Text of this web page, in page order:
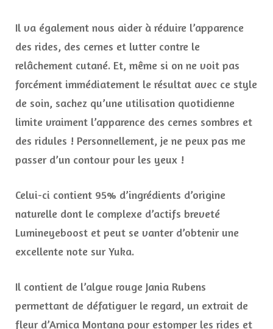
Il va également nous aider à réduire l’apparence
des rides, des cernes et lutter contre le
relâchement cutané. Et, même si on ne voit pas
forcément immédiatement le résultat avec ce style
de soin, sachez qu’une utilisation quotidienne
limite vraiment l’apparence des cernes sombres et
des ridules ! Personnellement, je ne peux pas me
passer d’un contour pour les yeux !
Celui-ci contient 95% d’ingrédients d’origine
naturelle dont le complexe d’actifs breveté
Lumineyeboost et peut se vanter d’obtenir une
excellente note sur Yuka.
Il contient de l’algue rouge Jania Rubens
permettant de défatiguer le regard, un extrait de
fleur d’Arnica Montana pour estomper les rides et